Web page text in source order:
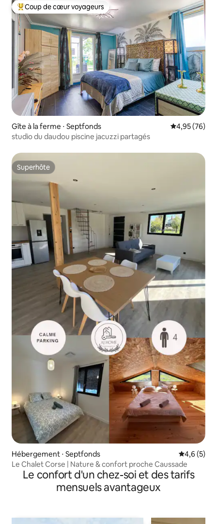
Coups de cœur voyageurs les plus appréciés
Coup de cœur voyageurs
Gîte à la ferme ⋅ Septfonds Évaluation
4,95 (76)
studio du daudou piscine jacuzzi partagés
Superhôte
Superhôte
Hébergement ⋅ Septfonds Évaluation
4,6 (5)
Le Chalet Corse | Nature & confort proche Caussade
Le confort d'un chez-soi et des tarifs
mensuels avantageux